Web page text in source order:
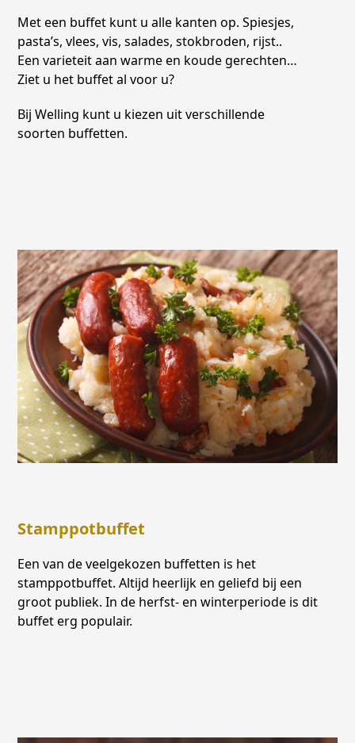
Met een buffet kunt u alle kanten op. Spiesjes,
pasta’s, vlees, vis, salades, stokbroden, rijst..
Een varieteit aan warme en koude gerechten…
Ziet u het buffet al voor u?
Bij Welling kunt u kiezen uit verschillende
soorten buffetten.
Stamppotbuffet
Een van de veelgekozen buffetten is het
stamppotbuffet. Altijd heerlijk en geliefd bij een
groot publiek. In de herfst- en winterperiode is dit
buffet erg populair.